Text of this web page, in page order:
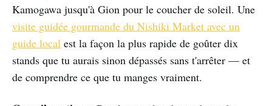
Kamogawa jusqu'à Gion pour le coucher de soleil. Une
visite guidée gourmande du Nishiki Market avec un
guide local est la façon la plus rapide de goûter dix
stands que tu aurais sinon dépassés sans t'arrêter — et
de comprendre ce que tu manges vraiment.